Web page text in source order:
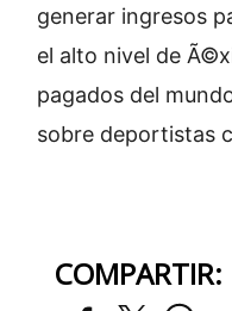
generar ingresos
el alto nivel de
pagados del
sobre deportistas
COMPARTIR: